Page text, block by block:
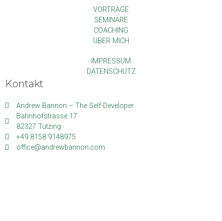
VORTRÄGE
SEMINARE
COACHING
ÜBER MICH
IMPRESSUM
DATENSCHUTZ
Kontakt
Andrew Bannon – The Self-Developer
Bahnhofstrasse 17
82327 Tutzing
+49 8158 9148975
office@andrewbannon.com